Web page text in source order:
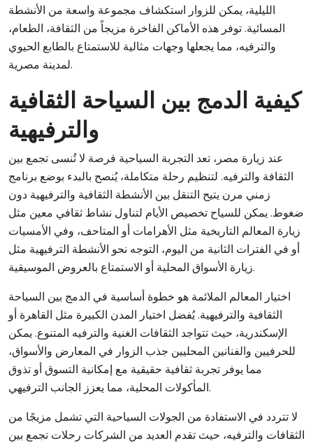
الليلية، يمكن للزوار استكشاف مجموعة واسعة من الأنشطة
المسائية. توفر هذه الأماكن الفاخرة مزيجاً من الثقافة، الطعام،
والترفيه، مما يجعلها وجهات مثالية للاستمتاع بالطابع الحيوي
لمدينة مصرية.
كيفية الدمج بين السياحة الثقافية
والترفيهية
عند زيارة مصر، تعد التجربة السياحية فرصة لا تُنسى تجمع بين
الثقافة والترفيه. لتنظيم رحلة متكاملة، يُنصح بالبدء بوضع برنامج
زمني مرن يتيح التنقل بين الأنشطة الثقافية والترفيهية دون
ضغوط. يمكن للسياح تخصيص الأيام لتناول نشاط ثقافي معين مثل
زيارة المعالم التاريخية مثل الأهرامات أو المتاحف، وفي الأمسيات
أو في الفترات الثانية من اليوم، التوجه نحو الأنشطة الترفيهية مثل
زيارة الأسواق المحلية أو الاستمتاع بالعروض الموسيقية.
اختيار المعالم الملائمة هو خطوة أساسية في الدمج بين السياحة
الثقافية والترفيهية. يُفضل اختيار المدن الكبيرة مثل القاهرة أو
الإسكندرية، حيث تتواجد الثقافات الغنية والترفيه المتنوع. يمكن
للحرفيين والفنانين المحليين جذب الزوار في المعارض والأسواق،
مما يوفر تجربة ثقافية حقيقية مع إمكانية التسوق أو تذوق
المأكولات المحلية، مما يعزز الجانب الترفيهي.
لا تتردد في الاستفادة من الجولات السياحية التي تشمل مزيجًا من
الثقافات والترفيه، حيث تقدم العديد من الشركات رحلات تجمع بين